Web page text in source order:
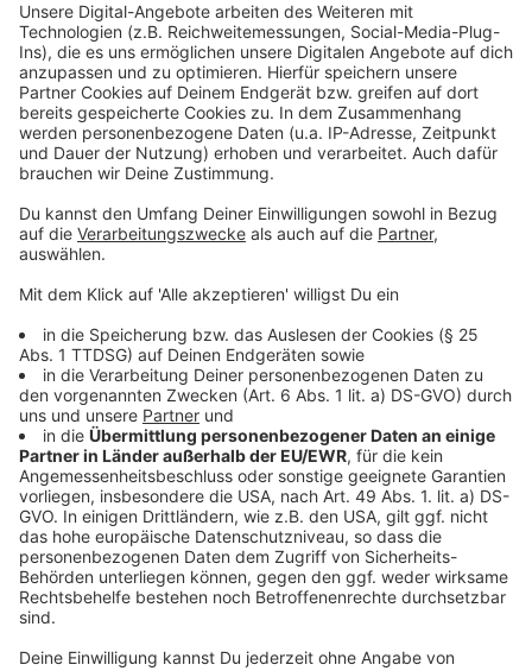
Bundesweit flogen die Pilotinnen und Piloten der
gemeinnützigen ADAC Luftrettung 2024 zu 49.048
Einsätzen (2023: 51.347). Damit gingen die Einsätze
der ADAC Rettungshubschrauber im Vergleich zum
Vorjahr um 4,5 Prozent zurück (minus 2.299). Die
meisten Einsätze gab es 2024 mit 12.015 in Bayern
(Vorjahr: 12.998). Dahinter folgen Rheinland-Pfalz mit
7907 (8761) und Nordrhein-Westfalen mit 5603
(5796). Pro Tag hoben die fliegenden „Gelben Engel“
2024 im Durchschnitt zu knapp 135 Notfällen ab. Die
durchschnittliche Flugzeit betrug rund 30 Minuten. Bei
fast jedem zehnten Patienten handelte es sich um
Kinder oder Jugendliche.
Als Gründe für den Rückgang der Einsätze sieht die
ADAC-Luftrettung neben normalen
Einsatzschwankungen und wetterbedingten
Flugausfällen die erweiterten Befugnisse für
Notfallsanitäterinnen und Notfallsanitätern sowie den
zunehmenden Einsatz von Telenotärztinnen und
Telenotärzten. Die Zahl der Fälle, in denen ein Notarzt
vor Ort erforderlich ist, habe sich dadurch verringert.
Um die Notfallversorgung insgesamt zu verbessern,
hat die ADAC Luftrettung inzwischen eine eigene